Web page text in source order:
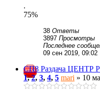
.
75%
38 Ответы
3897 Просмотры
Последнее
09 сен 2019, 09:02
СП8 Раздача ЦЕНТР
1,2, 3, 4, 5 mari » 10